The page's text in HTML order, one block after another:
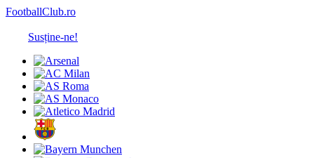
FootballClub.ro
Susține-ne!